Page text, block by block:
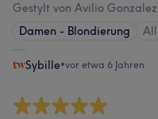
Gestylt von Avilio Gonzalez
Damen - Blondierung
Sybille•vor etwa 6 Jahren